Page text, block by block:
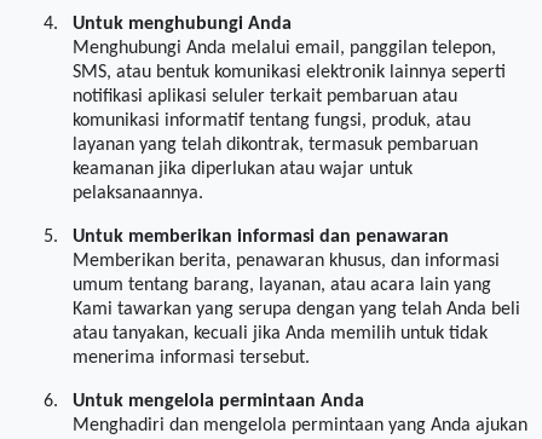
4.
Untuk menghubungi Anda
Menghubungi Anda melalui email, panggilan telepon,
SMS, atau bentuk komunikasi elektronik lainnya seperti
notifikasi aplikasi seluler terkait pembaruan atau
komunikasi informatif tentang fungsi, produk, atau
layanan yang telah dikontrak, termasuk pembaruan
keamanan jika diperlukan atau wajar untuk
pelaksanaannya.
5.
Untuk memberikan informasi dan penawaran
Memberikan berita, penawaran khusus, dan informasi
umum tentang barang, layanan, atau acara lain yang
Kami tawarkan yang serupa dengan yang telah Anda beli
atau tanyakan, kecuali jika Anda memilih untuk tidak
menerima informasi tersebut.
6.
Untuk mengelola permintaan Anda
Menghadiri dan mengelola permintaan yang Anda ajukan